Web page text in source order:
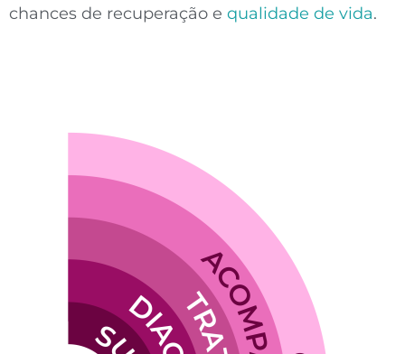
chances de recuperação e qualidade de vida.